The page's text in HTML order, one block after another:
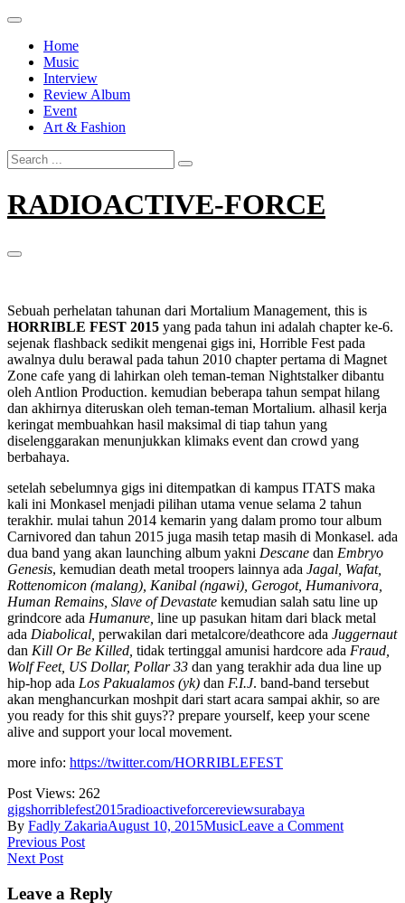
Skip
contentHome
Music
Interview
Review Album
Event
Art & Fashion
Search
for:
RADIOACTIVE-FORCE
Sebuah perhelatan tahunan dari Mortalium Management, this is
HORRIBLE FEST 2015 yang pada tahun ini adalah chapter ke-6.
sejenak flashback sedikit mengenai gigs ini, Horrible Fest pada
awalnya dulu berawal pada tahun 2010 chapter pertama di Magnet
Zone cafe yang di lahirkan oleh teman-teman Nightstalker dibantu
oleh Antlion Production. kemudian beberapa tahun sempat hilang
dan akhirnya diteruskan oleh teman-teman Mortalium. alhasil kerja
keringat membuahkan hasil maksimal di tiap tahun yang
diselenggarakan menunjukkan klimaks event dan crowd yang
berbahaya.
setelah sebelumnya gigs ini ditempatkan di kampus ITATS maka
kali ini Monkasel menjadi pilihan utama venue selama 2 tahun
terakhir. mulai tahun 2014 kemarin yang dalam promo tour album
Carnivored dan tahun 2015 juga masih tetap masih di Monkasel. ada
dua band yang akan launching album yakni Descane dan Embryo
Genesis, kemudian death metal troopers lainnya ada Jagal, Wafat,
Rottenomicon (malang), Kanibal (ngawi), Gerogot, Humanivora,
Human Remains, Slave of Devastate kemudian salah satu line up
grindcore ada Humanure, line up pasukan hitam dari black metal
ada Diabolical, perwakilan dari metalcore/deathcore ada Juggernaut
dan Kill Or Be Killed, tidak tertinggal amunisi hardcore ada Fraud,
Wolf Feet, US Dollar, Pollar 33 dan yang terakhir ada dua line up
hip-hop ada Los Pakualamos (yk) dan F.I.J. band-band tersebut
akan menghancurkan moshpit dari start acara sampai akhir, so are
you ready for this shit guys?? prepare yourself, keep your scene
alive and support your local movement.
more info: https://twitter.com/HORRIBLEFEST
Post Views: 262
gigshorriblefest2015radioactiveforcereviewsurabaya
By Fadly ZakariaAugust 10, 2015MusicLeave a Commenton
Post
navigation
Previous Post
Next Post
Leave a Reply